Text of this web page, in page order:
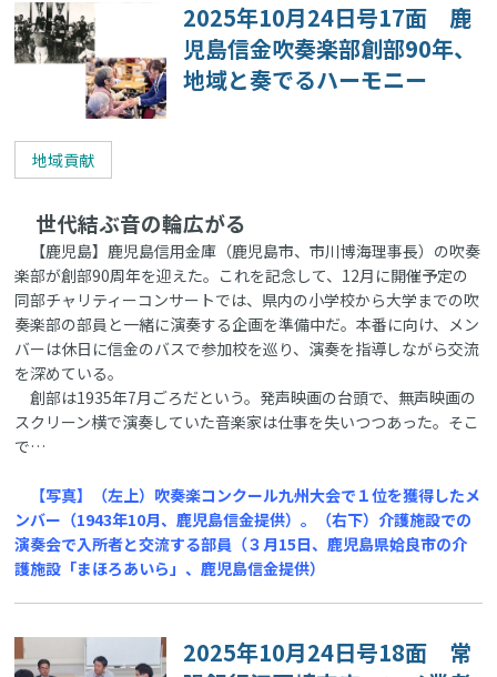
2025年10月24日号17面 鹿
児島信金吹奏楽部創部90年、
地域と奏でるハーモニー
地域貢献
世代結ぶ音の輪広がる
【鹿児島】鹿児島信用金庫（鹿児島市、市川博海理事長）の吹奏
楽部が創部90周年を迎えた。これを記念して、12月に開催予定の
同部チャリティーコンサートでは、県内の小学校から大学までの吹
奏楽部の部員と一緒に演奏する企画を準備中だ。本番に向け、メン
バーは休日に信金のバスで参加校を巡り、演奏を指導しながら交流
を深めている。
創部は1935年7月ごろだという。発声映画の台頭で、無声映画の
スクリーン横で演奏していた音楽家は仕事を失いつつあった。そこ
で…
【写真】（左上）吹奏楽コンクール九州大会で１位を獲得したメ
ンバー（1943年10月、鹿児島信金提供）。（右下）介護施設での
演奏会で入所者と交流する部員（３月15日、鹿児島県姶良市の介
護施設「まほろあいら」、鹿児島信金提供）
2025年10月24日号18面 常